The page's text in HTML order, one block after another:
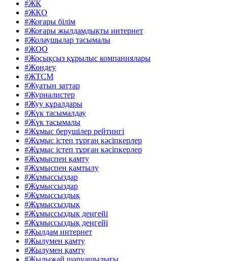
#ЖК
#ЖКО
#Жоғары білім
#Жоғары жылдамдықты интернет
#Жолаушылар тасымалы
#ЖОО
#Жосықсыз құрылыс компаниялары
#Жөндеу
#ЖТСМ
#Жуатын заттар
#Журналистер
#Жуу құралдары
#Жүк тасымалдау
#Жүк тасымалы
#Жұмыс берушілер рейтингі
#Жұмыс істеп тұрған кәсіпкерлер
#Жұмыс істеп тұрған кәсіпкерлер
#Жұмыспен қамту
#Жұмыспен қамтылу
#Жұмыссыздар
#Жұмыссыздар
#Жұмыссыздық
#Жұмыссыздық
#Жұмыссыздық деңгейі
#Жұмыссыздық деңгейі
#Жылдам интернет
#Жылумен қамту
#Жылумен қамту
#Жылыжай шаруашылығы